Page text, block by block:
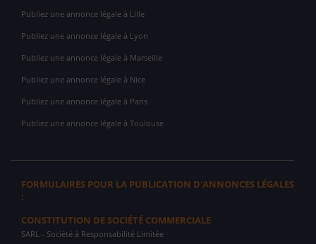
Publiez une annonce légale à Lille
Publiez une annonce légale à Lyon
Publiez une annonce légale à Marseille
Publiez une annonce légale à Nice
Publiez une annonce légale à Paris
Publiez une annonce légale à Toulouse
FORMULAIRES POUR LA PUBLICATION D'ANNONCES LÉGALES
:
CONSTITUTION DE SOCIÉTÉ COMMERCIALE
SARL - Société à Responsabilité Limitée